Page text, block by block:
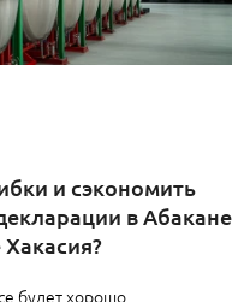
и сэкономить
в Абакане
будет хорошо